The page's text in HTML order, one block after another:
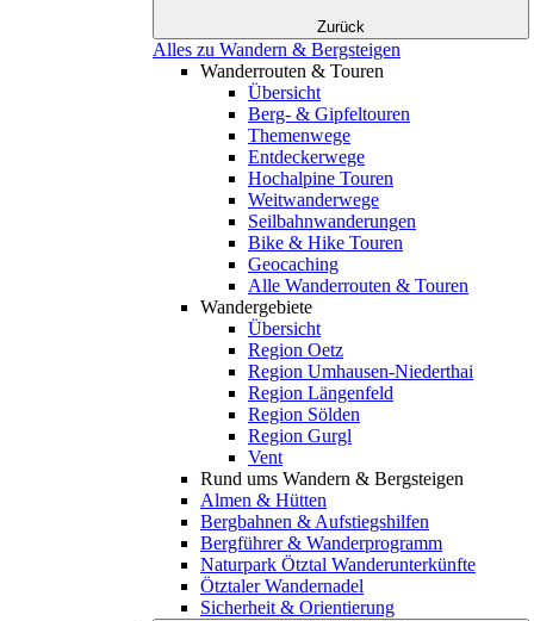
Zurück
Alles zu Wandern & Bergsteigen
Wanderrouten & Touren
Übersicht
Berg- & Gipfeltouren
Themenwege
Entdeckerwege
Hochalpine Touren
Weitwanderwege
Seilbahnwanderungen
Bike & Hike Touren
Geocaching
Alle Wanderrouten & Touren
Wandergebiete
Übersicht
Region Oetz
Region Umhausen-Niederthai
Region Längenfeld
Region Sölden
Region Gurgl
Vent
Rund ums Wandern & Bergsteigen
Almen & Hütten
Bergbahnen & Aufstiegshilfen
Bergführer & Wanderprogramm
Naturpark Ötztal Wanderunterkünfte
Ötztaler Wandernadel
Sicherheit & Orientierung